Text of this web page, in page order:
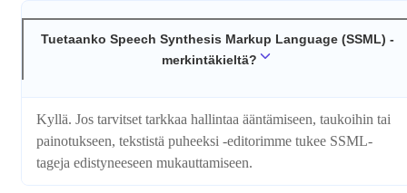
Tuetaanko Speech Synthesis Markup Language (SSML) -
merkintäkieltä?
Kyllä. Jos tarvitset tarkkaa hallintaa ääntämiseen, taukoihin tai
painotukseen, tekstistä puheeksi -editorimme tukee SSML-
tageja edistyneeseen mukauttamiseen.